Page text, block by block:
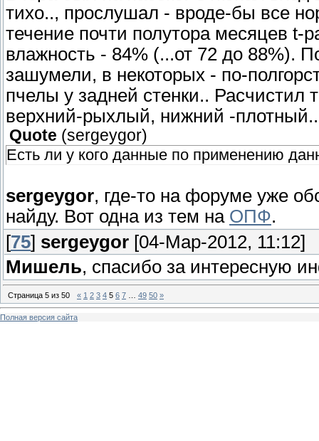
тихо.., прослушал - вроде-бы все
течение почти полутора месяцев t-
влажность - 84% (...от 72 до 88%).
зашумели, в некоторых - по-
пчелы у задней стенки.. Расчистил
верхний-рыхлый, нижний -
Quote (sergeygor)
Есть ли у кого данные по применению
sergeygor, где-то на форуме уже
найду. Вот одна из тем на ОПФ.
[75] sergeygor [04-Мар-2012, 11:12]
Мишель, спасибо за интересную
Страница 5 из 50 « 1 2 3 4 5 6 7 49 50 »
Полная версия сайта